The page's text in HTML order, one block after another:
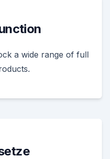
a wide range of full